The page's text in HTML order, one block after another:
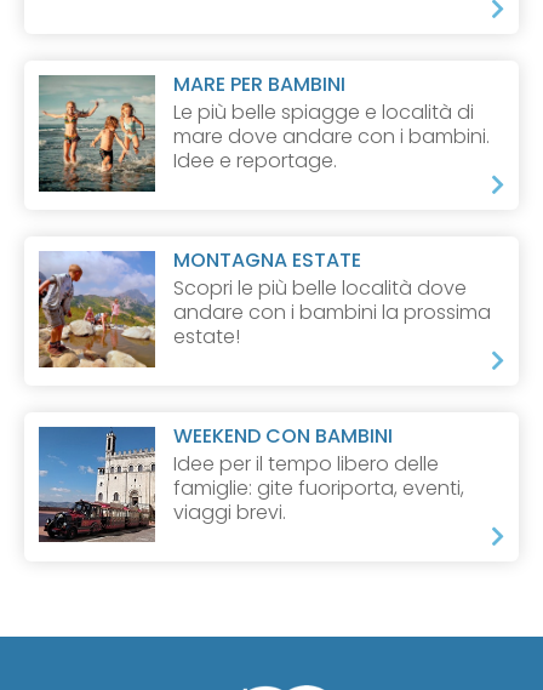
MARE PER BAMBINI
Le più belle spiagge e località di
mare dove andare con i bambini.
Idee e reportage.
MONTAGNA ESTATE
Scopri le più belle località dove
andare con i bambini la prossima
estate!
WEEKEND CON BAMBINI
Idee per il tempo libero delle
famiglie: gite fuoriporta, eventi,
viaggi brevi.